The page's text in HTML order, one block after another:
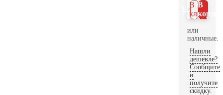
В
В 1
клик
или
наличные.
Нашли
дешевле?
Сообщите
и
получите
скидку.